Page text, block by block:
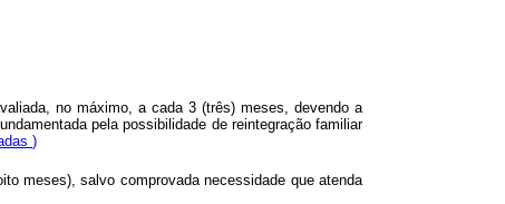
no máximo, a cada 3 (três) meses, devendo a
pela possibilidade de reintegração familiar
)
meses), salvo comprovada necessidade que atenda